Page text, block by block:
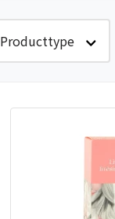
Producttype